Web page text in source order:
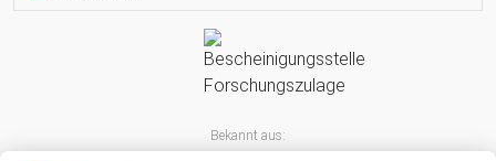
Bekannt aus: